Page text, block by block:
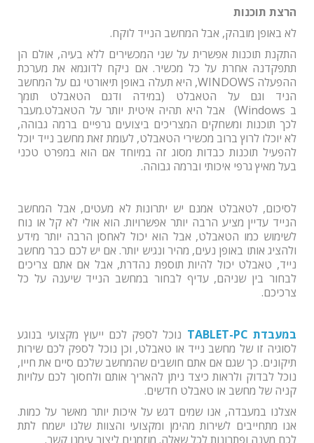
הרצת תוכנות
לא באופן מובהק, אבל המחשב הנייד לוקח.
התקנת תוכנות אפשרית על שני המכשירים ללא בעיה, אולם הן
תתפקדנה אחרת על כל מכשיר. אם ניקח לדוגמא את מערכת
ההפעלה WINDOWS, היא תעלה באופן תיאורטי גם על המחשב
הניד וגם על הטאבלט (במידה ודגם הטאבלט תומך
ב (Windows
אבל היא תהיה איטית יותר על הטאבלט.מעבר
לכך תוכנות ומשחקים המצריכים ביצועים גרפיים ברמה גבוהה,
לא יוכלו לרוץ ברוב מכשירי הטאבלט, לעומת זאת מחשב נייד יוכל
להפעיל תוכנות כבדות מסוג זה במיוחד אם הוא במפרט טכני
בעל מאיץ גרפי איכותי וברמה גבוהה.
לסיכום, לטאבלט אמנם יש יתרונות לא מעטים, אבל המחשב
הנייד עדיין מציע הרבה יותר אפשרויות. הוא אולי לא קל או נוח
לשימוש כמו הטאבלט, אבל הוא יכול לאחסן הרבה יותר מידע
ולהציג אותו באופן נעים, מהיר ונגיש יותר. אם יש לכם כבר מחשב
נייד, טאבלט יכול להיות תוספת נהדרת, אבל אם אתם צריכים
לבחור בין שניהם, עדיף לבחור במחשב הנייד שיענה על כל
צרכיכם.
במעבדת TABLET-PC נוכל לספק לכם ייעוץ מקצועי בנוגע
לסוגיה זו של מחשב נייד או טאבלט, וכן נוכל לספק לכם שירות
תיקונים. כך שגם אם אתם חושבים שהמחשב שלכם סיים את חייו,
נוכל לבדוק ולראות כיצד ניתן להאריך אותם ולחסוך לכם עלויות
קניה של מחשב או טאבלט חדשים.
אצלנו במעבדה, אנו שמים דגש על איכות יותר מאשר על כמות.
אנו מתחייבים לשירות מהימן ומקצועי והצוות שלנו ישמח לתת
לכם מענה ופתרונות לכל שאלה. מוזמנים ליצור עימנו קשר.